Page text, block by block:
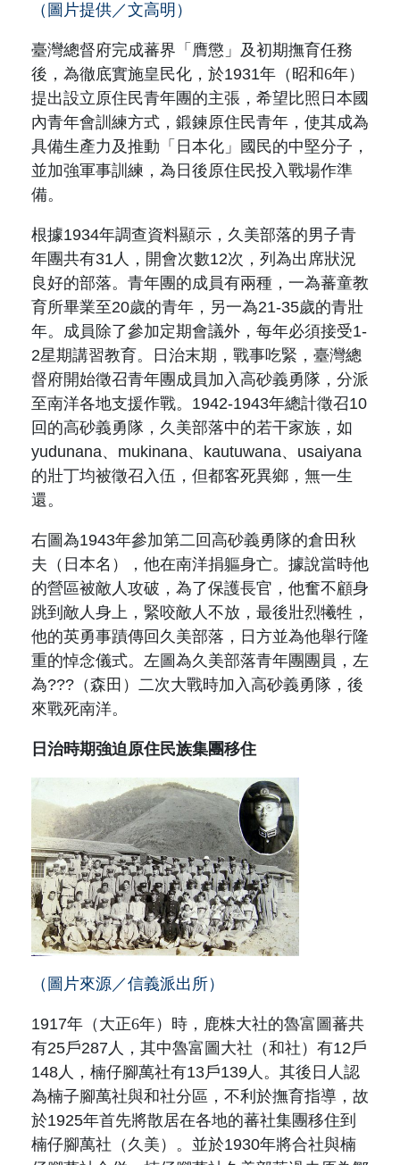
（圖片提供／文高明）
臺灣總督府完成蕃界「膺懲」及初期撫育任務
後，為徹底實施皇民化，於1931年 （昭和6年）
提出設立原住民青年團的主張，希望比照日本國
內青年會訓練方式，鍛鍊原住民青年，使其成為
具備生產力及推動「日本化」國民的中堅分子，
並加強軍事訓練，為日後原住民投入戰場作準
備。
根據1934年調查資料顯示，久美部落的男子青
年團共有31人，開會次數12次，列為出席狀況
良好的部落。青年團的成員有兩種，一為蕃童教
育所畢業至20歲的青年，另一為21-35歲的青壯
年。成員除了參加定期會議外，每年必須接受1-
2星期講習教育。日治末期，戰事吃緊，臺灣總
督府開始徵召青年團成員加入高砂義勇隊，分派
至南洋各地支援作戰。1942-1943年總計徵召10
回的高砂義勇隊，久美部落中的若干家族，如
yudunana、mukinana、kautuwana、usaiyana
的壯丁均被徵召入伍，但都客死異鄉，無一生
還。
右圖為1943年參加第二回高砂義勇隊的倉田秋
夫（ 日本名 ），他在南洋捐軀身亡。據說當時他
的營區被敵人攻破，為了保護長官，他奮不顧身
跳到敵人身上，緊咬敵人不放，最後壯烈犧牲，
他的英勇事蹟傳回久美部落，日方並為他舉行隆
重的悼念儀式。左圖為久美部落青年團團員，左
為???（森田 ）二次大戰時加入高砂義勇隊，後
來戰死南洋。
日治時期強迫原住民族集團移住
（圖片來源／信義派出所）
1917年（ 大正6年）時，鹿株大社的魯富圖蕃共
有25戶287人，其中魯富圖大社 （和社） 有12戶
148人，楠仔腳萬社有13戶139人。其後日人認
為楠子腳萬社與和社分區，不利於撫育指導，故
於1925年首先將散居在各地的蕃社集團移住到
楠仔腳萬社（ 久美 ）。並於1930年將合社與楠